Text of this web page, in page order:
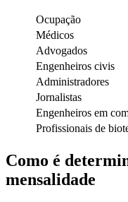
Ocupação
Médicos
Advogados
Engenheiros civis
Administradores
Jornalistas
Engenheiros em
Profissionais de
Como é
mensalidade